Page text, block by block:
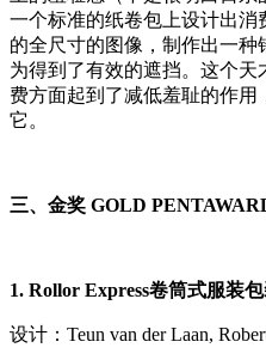
一个标准的纸卷包上设计出
的全尺寸的图像，制作出一
为得到了有效的遮挡。这个
费方面起到了减低羞耻的作
它。
三、金奖 GOLD
1. Rollor Express卷筒式服装包
设计：Teun van der Laan,